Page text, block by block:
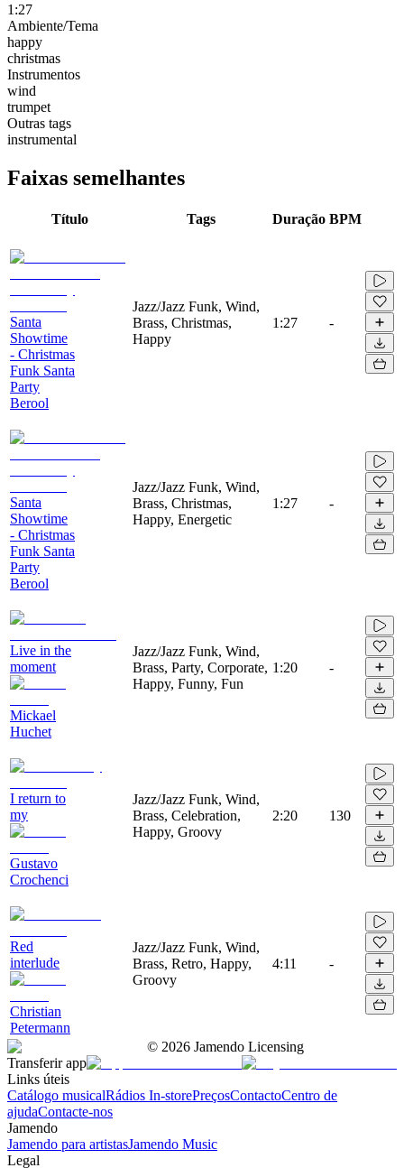
1:27
Ambiente/Tema
happy
christmas
Instrumentos
wind
trumpet
Outras tags
instrumental
Faixas semelhantes
Título Tags Duração BPM
Santa
Showtime
- Christmas
Funk Santa
Party
Berool
Jazz/Jazz Funk, Wind,
Brass, Christmas,
Happy
1:27 -
Santa
Showtime
- Christmas
Funk Santa
Party
Berool
Jazz/Jazz Funk, Wind,
Brass, Christmas,
Happy, Energetic
1:27 -
Live in the
moment
Mickael
Huchet
Jazz/Jazz Funk, Wind,
Brass, Party, Corporate,
Happy, Funny, Fun
1:20 -
I return to
my
Gustavo
Crochenci
Jazz/Jazz Funk, Wind,
Brass, Celebration,
Happy, Groovy
2:20 130
Red
interlude
Christian
Petermann
Jazz/Jazz Funk, Wind,
Brass, Retro, Happy,
Groovy
4:11 -
© 2026 Jamendo Licensing
Transferir app
Links úteis
Catálogo musicalRádios In-storePreçosContactoCentro de
ajudaContacte-nos
Jamendo
Jamendo para artistasJamendo Music
Legal